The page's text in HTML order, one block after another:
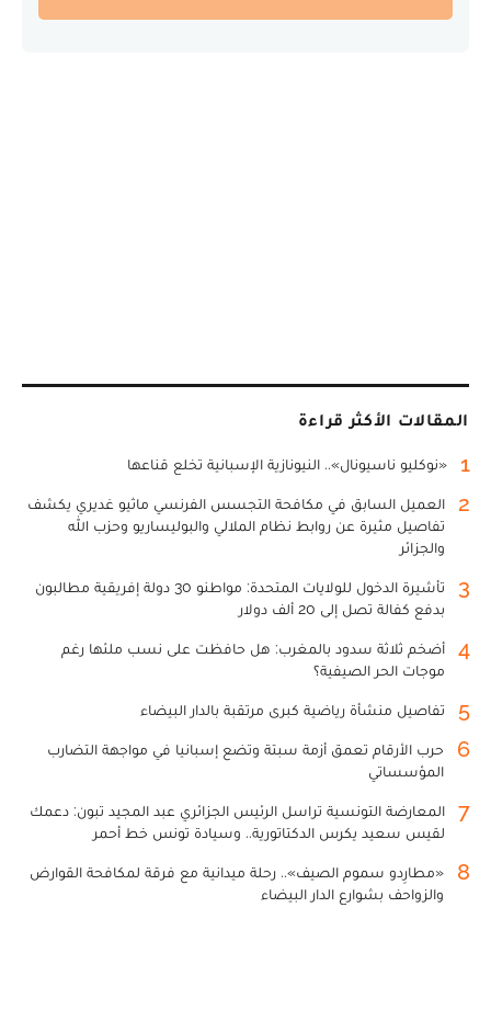
المقالات الأكثر قراءة
1 «نوكليو ناسيونال».. النيونازية الإسبانية تخلع قناعها
2
العميل السابق في مكافحة التجسس الفرنسي ماثيو غديري يكشف
تفاصيل مثيرة عن روابط نظام الملالي والبوليساريو وحزب الله
والجزائر
3
تأشيرة الدخول للولايات المتحدة: مواطنو 30 دولة إفريقية مطالبون
بدفع كفالة تصل إلى 20 ألف دولار
4
أضخم ثلاثة سدود بالمغرب: هل حافظت على نسب ملئها رغم
موجات الحر الصيفية؟
5 تفاصيل منشأة رياضية كبرى مرتقبة بالدار البيضاء
6
حرب الأرقام تعمق أزمة سبتة وتضع إسبانيا في مواجهة التضارب
المؤسساتي
7
المعارضة التونسية تراسل الرئيس الجزائري عبد المجيد تبون: دعمك
لقيس سعيد يكرس الدكتاتورية.. وسيادة تونس خط أحمر
8
«مطارِدو سموم الصيف».. رحلة ميدانية مع فرقة لمكافحة القوارض
والزواحف بشوارع الدار البيضاء